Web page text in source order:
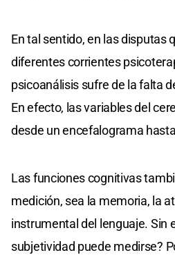
En tal sentido, en las disputas
diferentes corrientes
psicoanálisis sufre de la falta
En efecto, las variables del
desde un encefalograma
Las funciones cognitivas
medición, sea la memoria, la
instrumental del lenguaje. Sin
subjetividad puede medirse?